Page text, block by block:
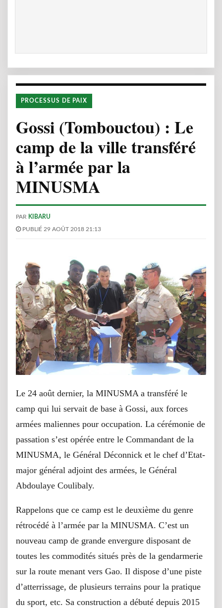
PROCESSUS DE PAIX
Gossi (Tombouctou) : Le
camp de la ville transféré
à l’armée par la
MINUSMA
PAR KIBARU
PUBLIÉ 29 AOÛT 2018 21:13
Le 24 août dernier, la MINUSMA a transféré le
camp qui lui servait de base à Gossi, aux forces
armées maliennes pour occupation. La cérémonie de
passation s’est opérée entre le Commandant de la
MINUSMA, le Général Déconnick et le chef d’Etat-
major général adjoint des armées, le Général
Abdoulaye Coulibaly.
Rappelons que ce camp est le deuxième du genre
rétrocédé à l’armée par la MINUSMA. C’est un
nouveau camp de grande envergure disposant de
toutes les commodités situés près de la gendarmerie
sur la route menant vers Gao. Il dispose d’une piste
d’atterrissage, de plusieurs terrains pour la pratique
du sport, etc. Sa construction a débuté depuis 2015